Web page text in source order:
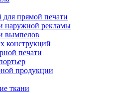
прямой печати
наружной рекламы
вымпелов
конструкций
печати
продукции
ткани